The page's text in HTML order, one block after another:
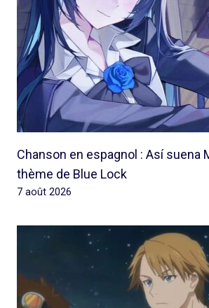
Chanson en espagnol : Así suena
thème de Blue Lock
7 août 2026